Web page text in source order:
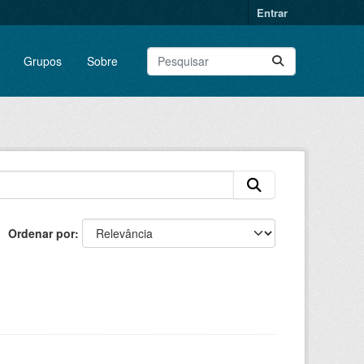
Entrar
Grupos Sobre
Ordenar por